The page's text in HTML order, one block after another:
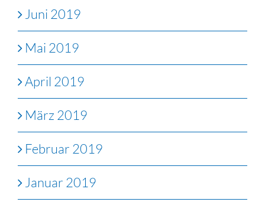
Juni 2019
Mai 2019
April 2019
März 2019
Februar 2019
Januar 2019